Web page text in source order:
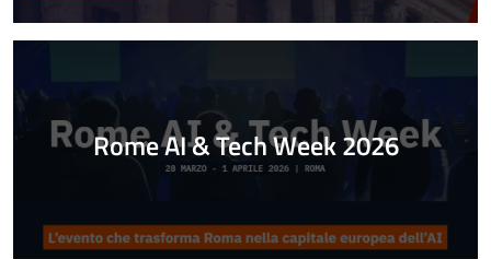
Rome AI & Tech Week 2026